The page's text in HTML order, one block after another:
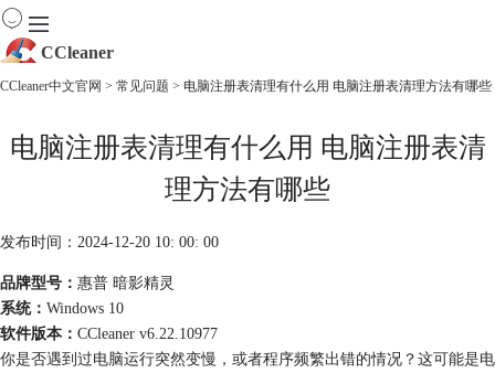
CCleaner
产品
CCleaner中文官网 > 常见问题 > 电脑注册表清理有什么用 电脑注册表清理方法有哪些
电脑注册表清理有什么用 电脑注册表清
理方法有哪些
发布时间：2024-12-20 10: 00: 00
品牌型号： 惠普 暗影精灵
系统： Windows 10
软件版本： CCleaner v6.22.10977
你是否遇到过电脑运行突然变慢，或者程序频繁出错的情况？这可能是电